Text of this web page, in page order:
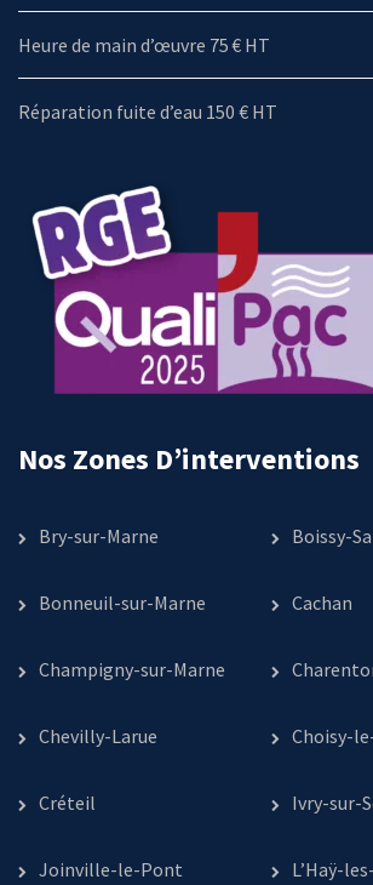
Heure de main d’œuvre 75 € HT
Réparation fuite d’eau 150 € HT
Nos Zones D’interventions
Bry-sur-Marne Boissy-
Bonneuil-sur-Marne Cachan
Champigny-sur-Marne
Chevilly-Larue Choisy-
Créteil Ivry-sur-
Joinville-le-Pont L’Haÿ-